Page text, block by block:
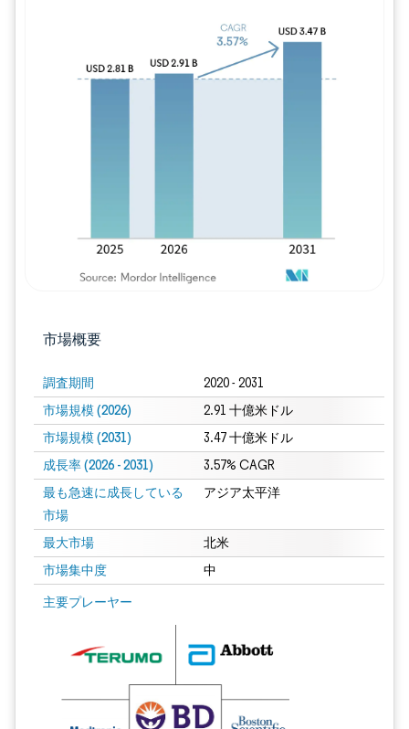
市場概要
調査期間 2020 - 2031
市場規模 (2026) 2.91 十億米ドル
市場規模 (2031) 3.47 十億米ドル
成長率 (2026 - 2031) 3.57% CAGR
最も急速に成長している
市場
アジア太平洋
最大市場 北米
市場集中度 中
主要プレーヤー
画像 © Mordor Intelligence。再利用にはCC BY 4.0の表示が必要です。